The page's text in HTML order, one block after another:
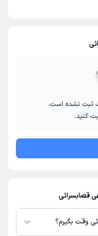
ثبت نشده است.
کنید.
قصابسرائی
وقت بگیرم؟